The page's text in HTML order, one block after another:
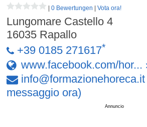
|0 Bewertungen |Vota ora!
Lungomare Castello 4
16035 Rapallo
+39 0185 271617*
www.facebook.com/hor...
info@formazionehoreca.it
messaggio ora)
Annuncio